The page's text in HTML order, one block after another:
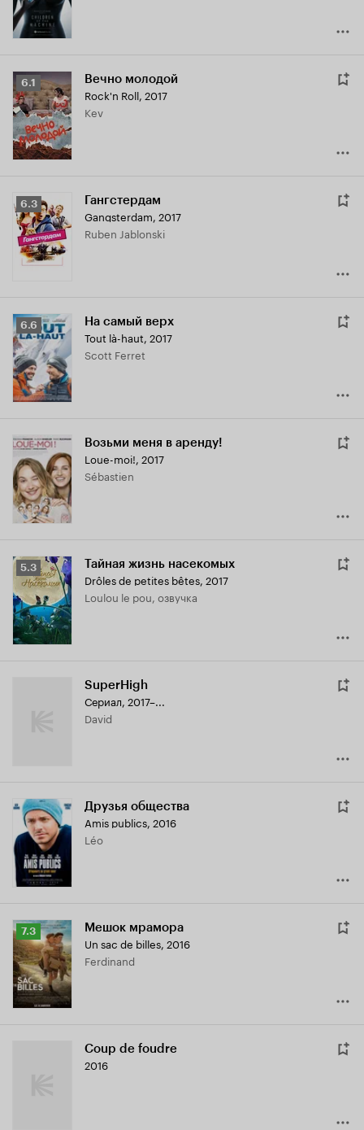
Рейтинг
Кинопоиска
6.1
6.1 Вечно молодой
Rock'n Roll, 2017
Kev
Рейтинг
Кинопоиска
6.3
6.3 Гангстердам
Gangsterdam, 2017
Ruben Jablonski
Рейтинг
Кинопоиска
6.6
6.6 На самый верх
Tout là-haut, 2017
Scott Ferret
Возьми меня в аренду!
Loue-moi!, 2017
Sébastien
Рейтинг
Кинопоиска
5.3
5.3 Тайная жизнь насекомых
Drôles de petites bêtes, 2017
Loulou le pou, озвучка
SuperHigh
Сериал, 2017–...
David
Друзья общества
Amis publics, 2016
Léo
Рейтинг
Кинопоиска
7.3
7.3 Мешок мрамора
Un sac de billes, 2016
Ferdinand
Coup de foudre
2016